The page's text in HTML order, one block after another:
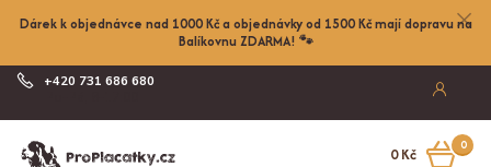
Dárek k objednávce nad 1000 Kč a objednávky od 1500 Kč mají dopravu na
Balíkovnu ZDARMA! 🐾
+420 731 686 680
0
0 Kč